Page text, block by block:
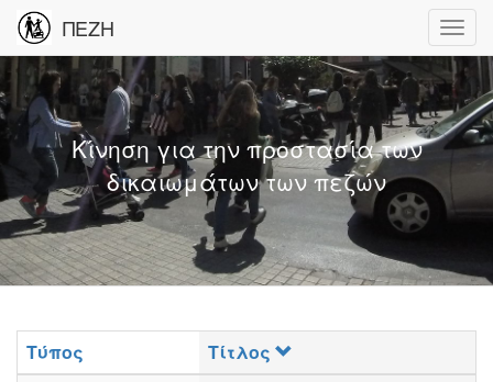
ΠΕΖΗ
Κίνηση για την προστασία των
δικαιωμάτων των πεζών
Τύπος
Τίτλος